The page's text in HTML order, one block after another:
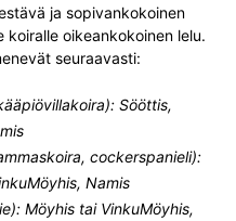
ja sopivankokoinen
oikeankokoinen lelu.
seuraavasti:
Sööttis,
cockerspanieli):
Namis
Möyhis tai VinkuMöyhis,